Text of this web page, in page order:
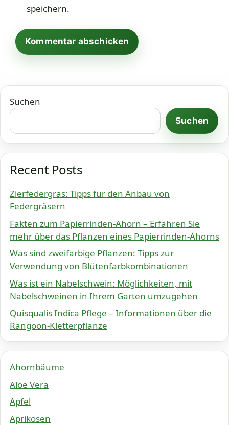
speichern.
Suchen
Suchen
Recent Posts
Zierfedergras: Tipps für den Anbau von
Federgräsern
Fakten zum Papierrinden-Ahorn – Erfahren Sie
mehr über das Pflanzen eines Papierrinden-Ahorns
Was sind zweifarbige Pflanzen: Tipps zur
Verwendung von Blütenfarbkombinationen
Was ist ein Nabelschwein: Möglichkeiten, mit
Nabelschweinen in Ihrem Garten umzugehen
Quisqualis Indica Pflege – Informationen über die
Rangoon-Kletterpflanze
Ahornbäume
Aloe Vera
Äpfel
Aprikosen